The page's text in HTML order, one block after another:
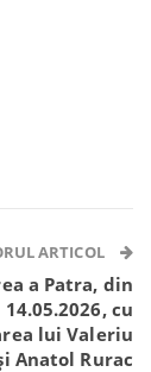
ARTICOL
a Patra, din
14.05.2026, cu
lui Valeriu
Anatol Rurac